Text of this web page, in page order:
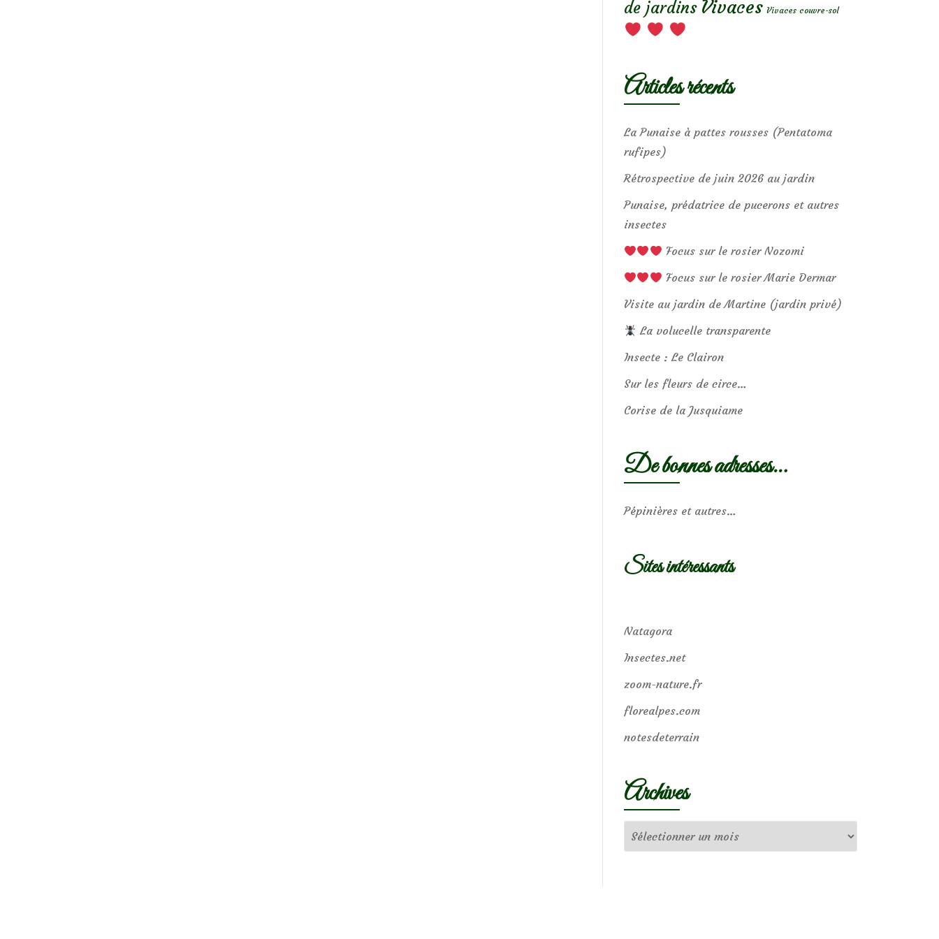
de jardins Vivaces Vivaces couvre-sol
Articles récents
La Punaise à pattes rousses (Pentatoma
rufipes)
Rétrospective de juin 2026 au jardin
Punaise, prédatrice de pucerons et autres
insectes
Focus sur le rosier Nozomi
Focus sur le rosier Marie Dermar
Visite au jardin de Martine (jardin privé)
La volucelle transparente
Insecte : Le Clairon
Sur les fleurs de circe…
Corise de la Jusquiame
De bonnes adresses…
Pépinières et autres…
Sites intéressants
Natagora
Insectes.net
zoom-nature.fr
florealpes.com
notesdeterrain
Archives
Archives